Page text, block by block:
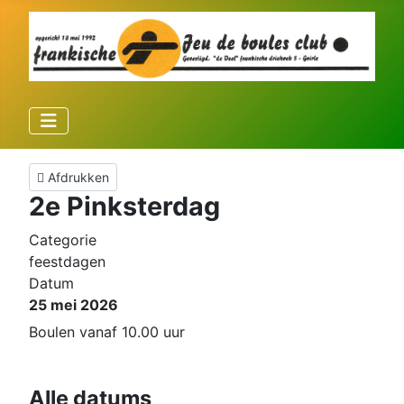
Afdrukken
2e Pinksterdag
Categorie
feestdagen
Datum
25 mei 2026
Boulen vanaf 10.00 uur
Alle datums